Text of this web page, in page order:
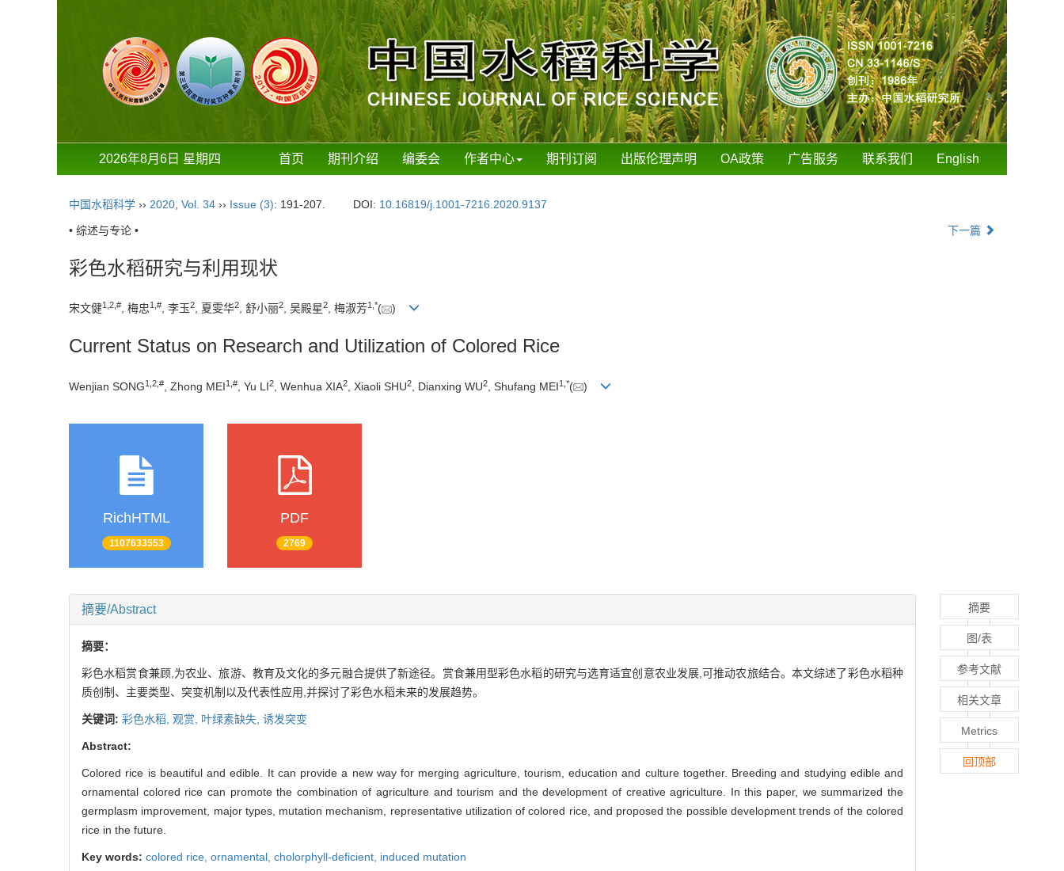
2026年8月6日 星期四 首页 期刊介绍 编委会 作者中心 期刊订阅 出版伦理声明 OA政策 广告服务 联系我们 English
中国水稻科学 ›› 2020 Vol. 34 ›› Issue (3): 191-207. DOI: 10.16819/j.1001-7216.2020.9137
• 综述与专论 • 下一篇
彩色水稻研究与利用现状
宋文健1, 2 #, 梅忠1 #, 李玉2, 夏雯华2, 舒小丽2, 吴殿星2, 梅淑芳1, *( )
Current Status on Research and Utilization of Colored Rice
Wenjian SONG1, 2 # , Zhong MEI1 # , Yu LI2 , Wenhua XIA2 , Xiaoli SHU2 , Dianxing WU2 , Shufang MEI1, *( )
RichHTML
1107633553
PDF
2769
摘要/Abstract
摘要：
彩色水稻赏食兼顾,为农业、旅游、教育及文化的多元融合提供了新途径。赏食兼用型彩色水稻的研究与选育适宜创意农业发展,可推动农旅结合。本文综述了彩色水稻种
质创制、主要类型、突变机制以及代表性应用,并探讨了彩色水稻未来的发展趋势。
关键词: 彩色水稻, 观赏, 叶绿素缺失, 诱发突变
Abstract:
Colored rice is beautiful and edible. It can provide a new way for merging agriculture, tourism, education and culture together. Breeding and studying edible and
ornamental colored rice can promote the combination of agriculture and tourism and the development of creative agriculture. In this paper, we summarized the
germplasm improvement, major types, mutation mechanism, representative utilization of colored rice, and proposed the possible development trends of the colored
rice in the future.
Key words: colored rice, ornamental, cholorphyll-deficient, induced mutation
摘要
图/表
参考文献
相关文章
Metrics
回顶部